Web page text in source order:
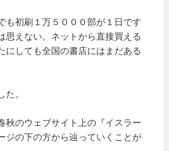
も初刷１万５０００部が１日です
思えない。ネットから直接買える
にしても全国の書店にはまだある
。
秋のウェブサイト上の『イスラー
ジの下の方から辿っていくことが